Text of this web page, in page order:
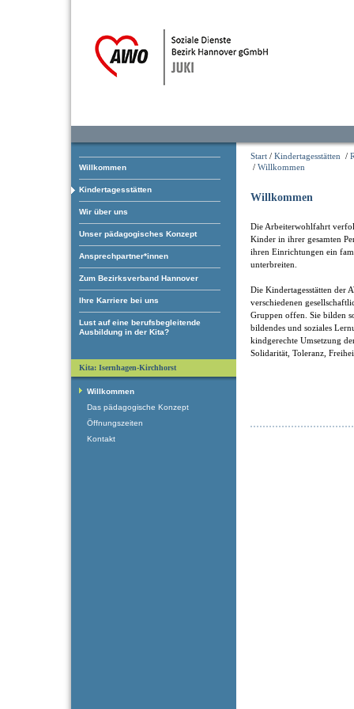
Willkommen
Kindertagesstätten
Wir über uns
Unser pädagogisches Konzept
Ansprechpartner*innen
Zum Bezirksverband Hannover
Ihre Karriere bei uns
Lust auf eine berufsbegleitende
Ausbildung in der Kita?
Start / Kindertagesstätten /
/ Willkommen
Willkommen
Die Arbeiterwohlfahrt
Kinder in ihrer gesamten
ihren Einrichtungen ein
unterbreiten.
Die Kindertagesstätten der
verschiedenen
Gruppen offen. Sie bilden
bildendes und soziales
kindgerechte Umsetzung
Solidarität, Toleranz,
Kita: Isernhagen-Kirchhorst
Willkommen
Das pädagogische Konzept
Öffnungszeiten
Kontakt